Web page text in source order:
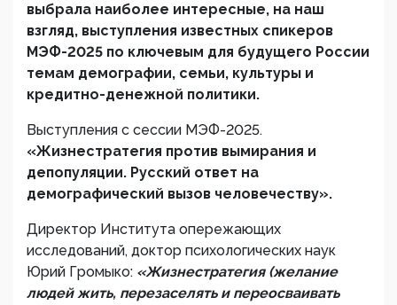
выбрала наиболее интересные, на наш
взгляд, выступления известных спикеров
МЭФ-2025 по ключевым для будущего России
темам демографии, семьи, культуры и
кредитно-денежной политики.
Выступления с сессии МЭФ-2025.
«Жизнестратегия против вымирания и
депопуляции. Русский ответ на
демографический вызов человечеству».
Директор Института опережающих
исследований, доктор психологических наук
Юрий Громыко: «Жизнестратегия (желание
людей жить, перезаселять и переосваивать